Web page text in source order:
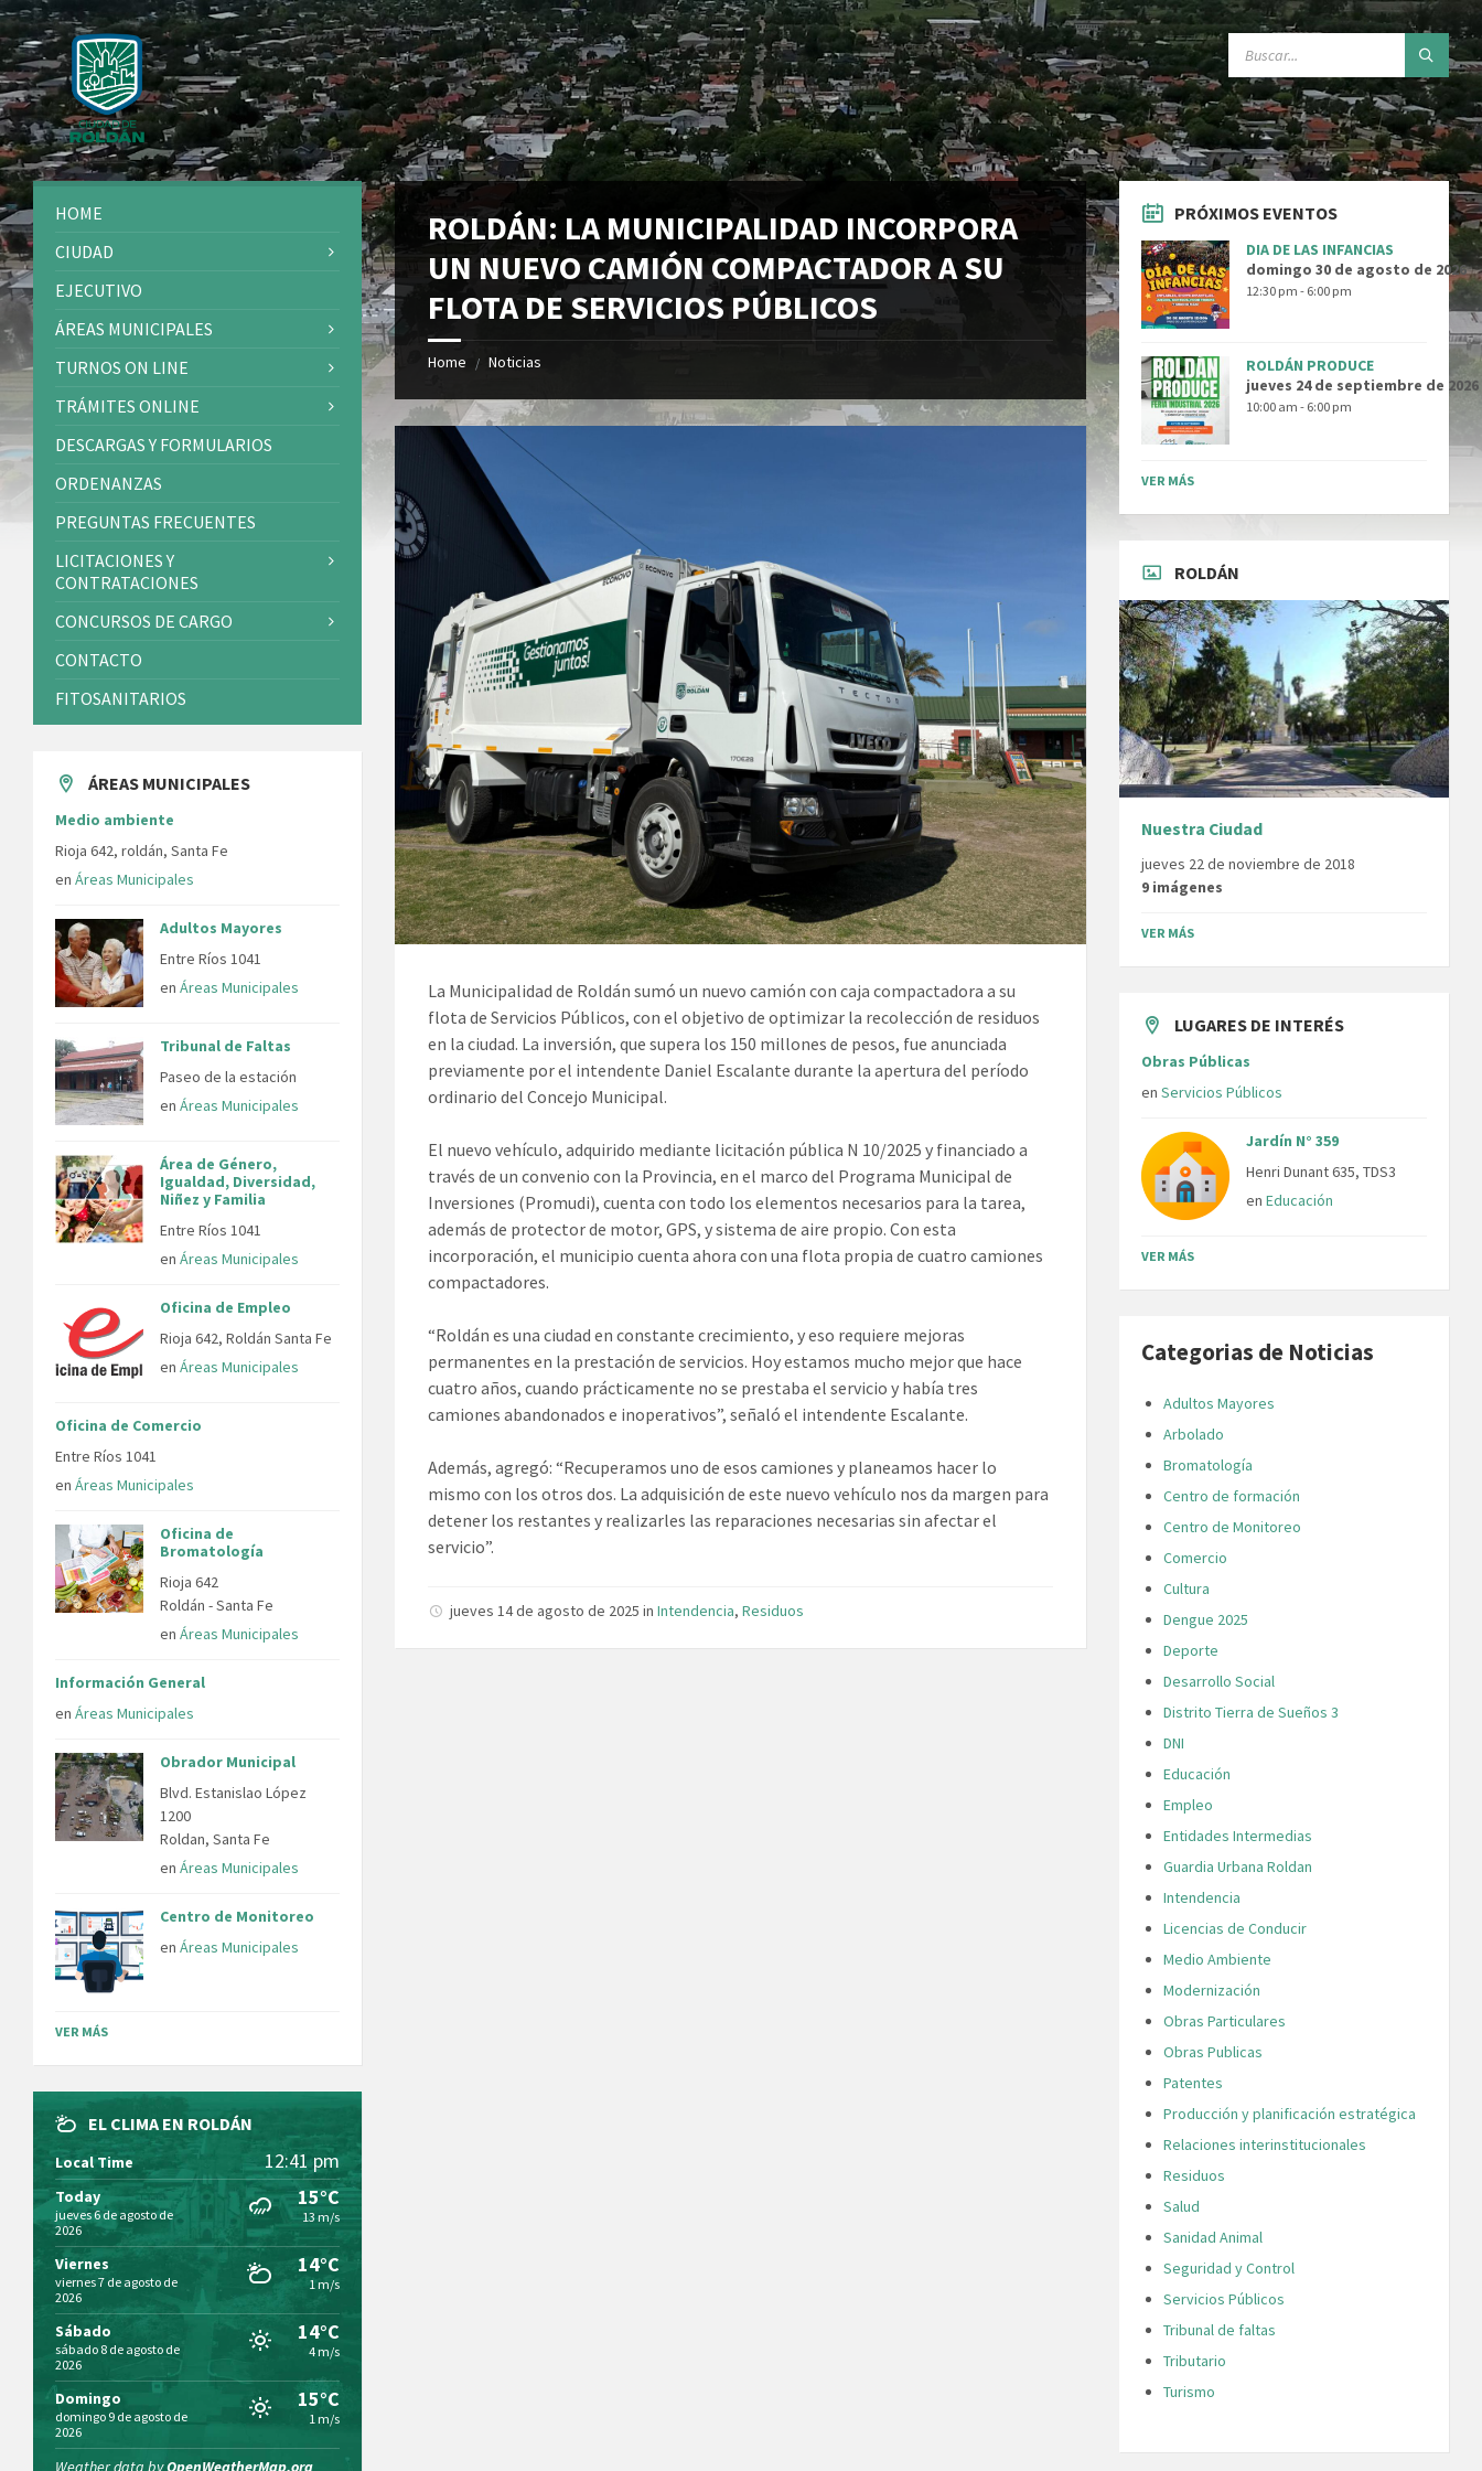
Skip
to
content
Skip
to
left
sidebar
Skip
to
right
sidebar
Skip
to
footer
ROLDÁN: LA MUNICIPALIDAD INCORPORA
UN NUEVO CAMIÓN COMPACTADOR A SU
FLOTA DE SERVICIOS PÚBLICOS
Home / Noticias
La Municipalidad de Roldán sumó un nuevo camión con caja compactadora a su
flota de Servicios Públicos, con el objetivo de optimizar la recolección de residuos
en la ciudad. La inversión, que supera los 150 millones de pesos, fue anunciada
previamente por el intendente Daniel Escalante durante la apertura del período
ordinario del Concejo Municipal.
El nuevo vehículo, adquirido mediante licitación pública N 10/2025 y financiado a
través de un convenio con la Provincia, en el marco del Programa Municipal de
Inversiones (Promudi), cuenta con todo los elementos necesarios para la tarea,
además de protector de motor, GPS, y sistema de aire propio. Con esta
incorporación, el municipio cuenta ahora con una flota propia de cuatro camiones
compactadores.
“Roldán es una ciudad en constante crecimiento, y eso requiere mejoras
permanentes en la prestación de servicios. Hoy estamos mucho mejor que hace
cuatro años, cuando prácticamente no se prestaba el servicio y había tres
camiones abandonados e inoperativos”, señaló el intendente Escalante.
Además, agregó: “Recuperamos uno de esos camiones y planeamos hacer lo
mismo con los otros dos. La adquisición de este nuevo vehículo nos da margen para
detener los restantes y realizarles las reparaciones necesarias sin afectar el
servicio”.
jueves 14 de agosto de 2025inIntendencia,Residuos
HOME
CIUDAD
EJECUTIVO
ÁREAS MUNICIPALES
TURNOS ON LINE
TRÁMITES ONLINE
DESCARGAS Y FORMULARIOS
ORDENANZAS
PREGUNTAS FRECUENTES
LICITACIONES Y
CONTRATACIONES
CONCURSOS DE CARGO
CONTACTO
FITOSANITARIOS
ÁREAS MUNICIPALES
Medio ambiente
Rioja 642, roldán, Santa Fe
en Áreas Municipales
Adultos Mayores
Entre Ríos 1041
en Áreas Municipales
Tribunal de Faltas
Paseo de la estación
en Áreas Municipales
Área de Género,
Igualdad, Diversidad,
Niñez y Familia
Entre Ríos 1041
en Áreas Municipales
Oficina de Empleo
Rioja 642, Roldán Santa Fe
en Áreas Municipales
Oficina de Comercio
Entre Ríos 1041
en Áreas Municipales
Oficina de
Bromatología
Rioja 642
Roldán - Santa Fe
en Áreas Municipales
Información General
en Áreas Municipales
Obrador Municipal
Blvd. Estanislao López
1200
Roldan, Santa Fe
en Áreas Municipales
Centro de Monitoreo
en Áreas Municipales
VER MÁS
EL CLIMA EN ROLDÁN
Local Time 12:41 pm
Today
jueves 6 de agosto de
2026
15°C
13 m/s
Viernes
viernes 7 de agosto de
2026
14°C
1 m/s
Sábado
sábado 8 de agosto de
2026
14°C
4 m/s
Domingo
domingo 9 de agosto de
2026
15°C
1 m/s
Weather data byOpenWeatherMap.org
PRÓXIMOS EVENTOS
DIA DE LAS INFANCIAS
domingo 30 de agosto de 2026
12:30 pm - 6:00 pm
ROLDÁN PRODUCE
jueves 24 de septiembre de 2026
10:00 am - 6:00 pm
VER MÁS
ROLDÁN
Nuestra Ciudad
jueves 22 de noviembre de 2018
9 imágenes
VER MÁS
LUGARES DE INTERÉS
Obras Públicas
enServicios Públicos
Jardín N° 359
Henri Dunant 635, TDS3
enEducación
VER MÁS
Categorias de Noticias
Adultos Mayores
Arbolado
Bromatología
Centro de formación
Centro de Monitoreo
Comercio
Cultura
Dengue 2025
Deporte
Desarrollo Social
Distrito Tierra de Sueños 3
DNI
Educación
Empleo
Entidades Intermedias
Guardia Urbana Roldan
Intendencia
Licencias de Conducir
Medio Ambiente
Modernización
Obras Particulares
Obras Publicas
Patentes
Producción y planificación estratégica
Relaciones interinstitucionales
Residuos
Salud
Sanidad Animal
Seguridad y Control
Servicios Públicos
Tribunal de faltas
Tributario
Turismo